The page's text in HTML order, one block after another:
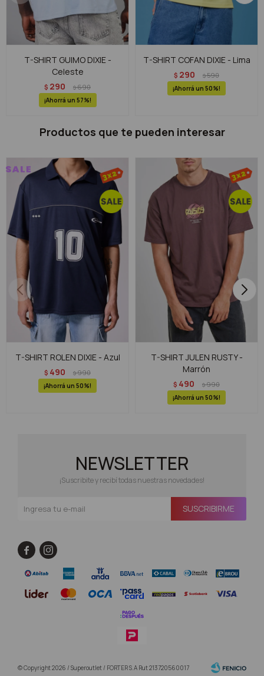
T-SHIRT GUIMO DIXIE -
Celeste
$ 290 $690
57
T-SHIRT COFAN DIXIE - Lima
$ 290 $590
50
Productos que te pueden interesar
T-SHIRT ROLEN DIXIE - Azul
$ 490 $990
50
T-SHIRT JULEN RUSTY -
Marrón
$ 490 $990
50
NEWSLETTER
¡Suscribite y recibí todas nuestras novedades!
SUSCRIBIRME
 
© Copyright 2026 / Superoutlet / FORTER S.A Rut 213720560017